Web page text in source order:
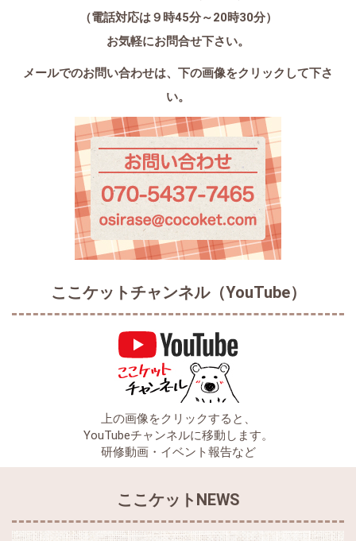
（電話対応は９時45分～20時30分）
お気軽にお問合せ下さい。
メールでのお問い合わせは、 下の画像をクリックして下さ
い。
ここケットチャンネル（YouTube）
上の画像をクリックすると、
YouTubeチャンネルに移動します。
研修動画・イベント報告など
ここケットNEWS